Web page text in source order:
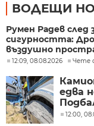
ВОДЕЩИ
Румен Радев след
сигурността:
въздушно
12:09, 08.08.2026 Чете
едва
12:00,